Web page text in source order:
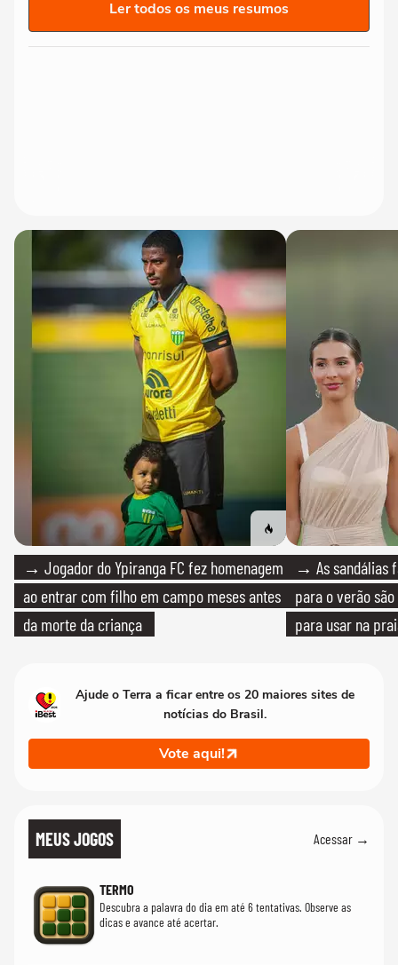
Ler todos os meus resumos
→ Jogador do Ypiranga FC fez homenagem
ao entrar com filho em campo meses antes
da morte da criança
→ As sandálias
para o verão
para usar na
Ajude o Terra a ficar entre os 20 maiores sites de
notícias do Brasil.
Vote aqui!
MEUS JOGOS Acessar →
TERMO
Descubra a palavra do dia em até 6 tentativas. Observe as
dicas e avance até acertar.